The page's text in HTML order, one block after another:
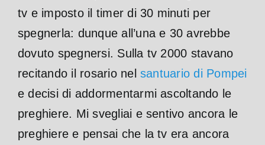
tv e imposto il timer di 30 minuti per
spegnerla: dunque all’una e 30 avrebbe
dovuto spegnersi. Sulla tv 2000 stavano
recitando il rosario nelsantuario di Pompei
e decisi di addormentarmi ascoltando le
preghiere. Mi svegliai e sentivo ancora le
preghiere e pensai che la tv era ancora